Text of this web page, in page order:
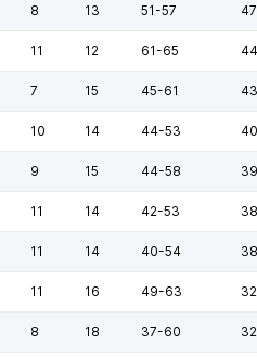
8 13 51-57 47
11 12 61-65 44
7 15 45-61 43
10 14 44-53 40
9 15 44-58 39
11 14 42-53 38
11 14 40-54 38
11 16 49-63 32
8 18 37-60 32